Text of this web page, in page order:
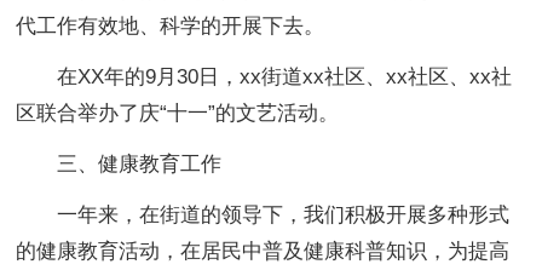
代工作有效地、科学的开展下去。
在XX年的9月30日，xx街道xx社区、xx社区、xx社
区联合举办了庆“十一”的文艺活动。
三、健康教育工作
一年来，在街道的领导下，我们积极开展多种形式
的健康教育活动，在居民中普及健康科普知识，为提高